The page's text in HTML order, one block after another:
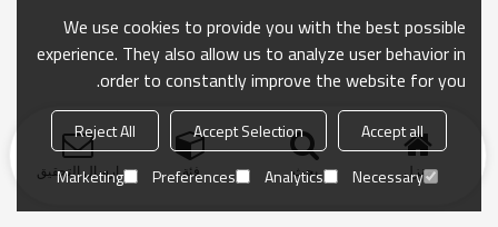
منزل بحث فئة ارسال التحقيق
We use cookies to provide you with the best possible
experience. They also allow us to analyze user behavior in
order to constantly improve the website for you.
Accept all
Accept Selection
Reject All
Necessary
Analytics
Preferences
Marketing